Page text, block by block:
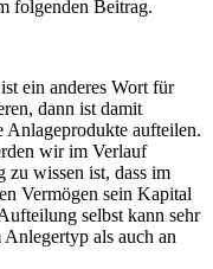
folgenden Beitrag.
ein anderes Wort für
dann ist damit
Anlageprodukte aufteilen.
wir im Verlauf
zu wissen ist, dass im
Vermögen sein Kapital
selbst kann sehr
als auch an